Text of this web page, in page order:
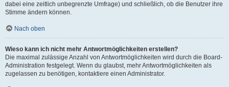
dabei eine zeitlich unbegrenzte Umfrage) und schließlich, ob die Benutzer ihre
Stimme ändern können.
Nach oben
Wieso kann ich nicht mehr Antwortmöglichkeiten erstellen?
Die maximal zulässige Anzahl von Antwortmöglichkeiten wird durch die Board-
Administration festgelegt. Wenn du glaubst, mehr Antwortmöglichkeiten als
zugelassen zu benötigen, kontaktiere einen Administrator.